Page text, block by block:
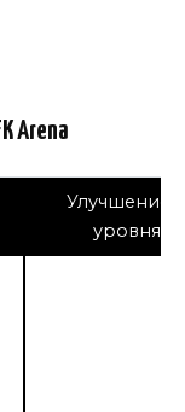
Arena
Улучшение
уровнях